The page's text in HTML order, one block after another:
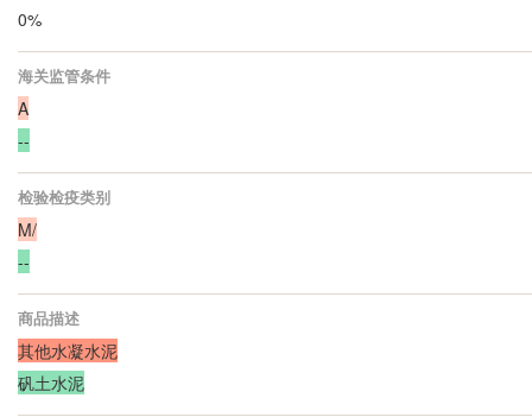
0%
海关监管条件
A
--
检验检疫类别
M/
--
商品描述
其他水凝水泥
矾土水泥